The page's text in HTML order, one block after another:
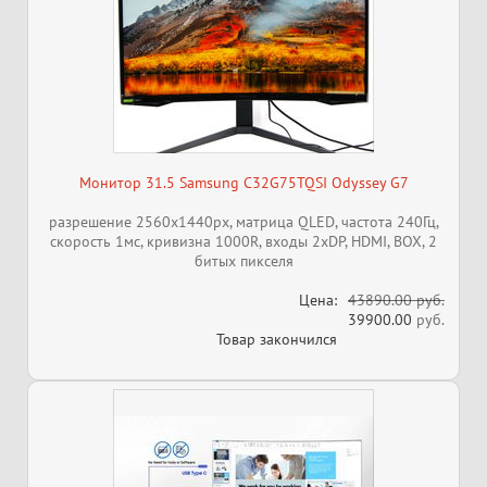
Монитор 31.5 Samsung C32G75TQSI Odyssey G7
разрешение 2560x1440px, матрица QLED, частота 240Гц,
скорость 1мс, кривизна 1000R, входы 2xDP, HDMI, BOX, 2
битых пикселя
Цена: 43890.00 руб.
39900.00 руб.
Товар закончился